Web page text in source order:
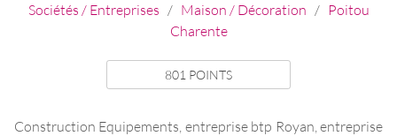
Sociétés / Entreprises / Maison / Décoration / Poitou
Charente
801 POINTS
Construction Equipements, entreprise btp Royan, entreprise